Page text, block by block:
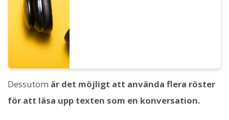
Dessutom är det möjligt att använda flera röster
för att läsa upp texten som en konversation.